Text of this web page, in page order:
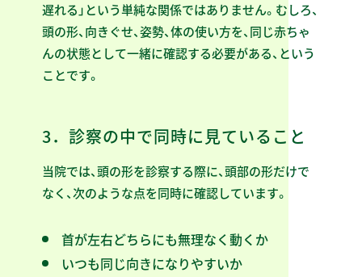
遅れる」という単純な関係ではありません。むしろ、
頭の形、向きぐせ、姿勢、体の使い方を、同じ赤ちゃ
んの状態として一緒に確認する必要がある、という
ことです。
3．診察の中で同時に見ていること
当院では、頭の形を診察する際に、頭部の形だけで
なく、次のような点を同時に確認しています。
首が左右どちらにも無理なく動くか
いつも同じ向きになりやすいか